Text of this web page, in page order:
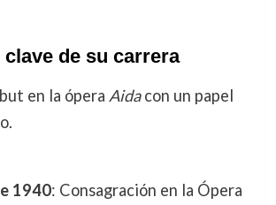
de su carrera
en la ópera Aidacon un papel
1940: Consagración en la Ópera